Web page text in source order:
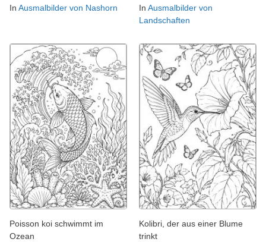
In Ausmalbilder von Nashorn In Ausmalbilder von
Landschaften
Poisson koi schwimmt im
Ozean
Kolibri, der aus einer Blume
trinkt